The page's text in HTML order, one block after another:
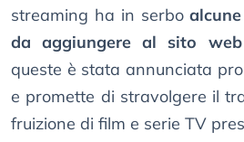
streaming ha in serbo
da aggiungere al sito
queste è stata annunciata
e promette di stravolgere il
fruizione di film e serie TV